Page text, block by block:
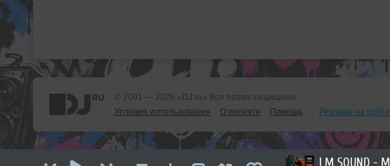
© 2001 — 2026 «DJ.ru» Все права защищены.
Условия использования
О проекте Помощь Реклама на сайте